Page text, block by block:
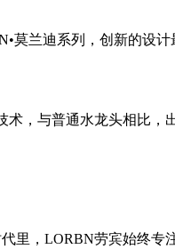
莫兰迪系列，创新的设
术，与普通水龙头相比，
里，LORBN劳宾始终